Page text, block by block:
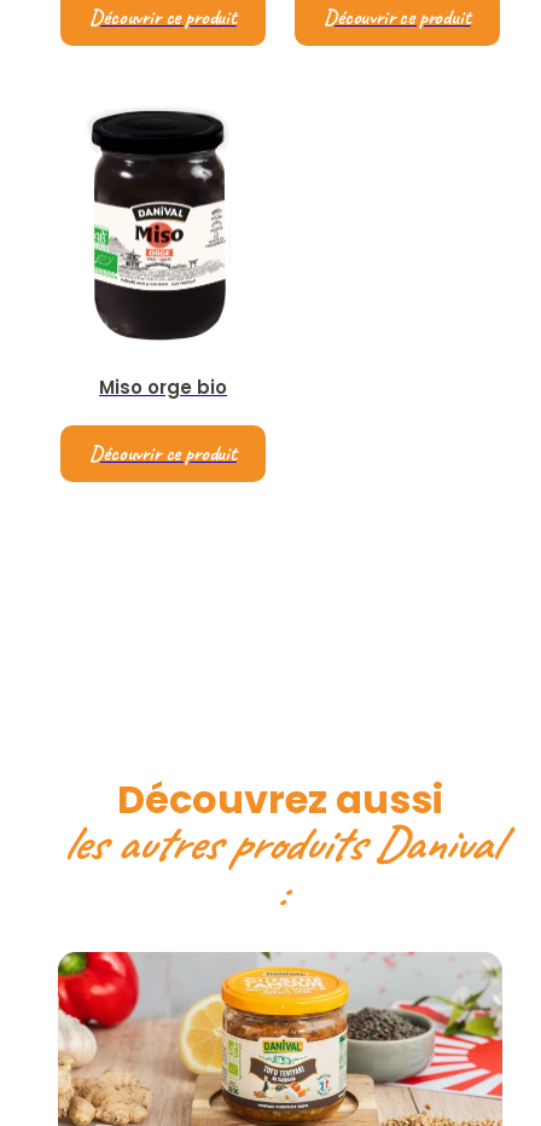
Découvrir ce produit Découvrir ce produit
Miso orge bio
Découvrir ce produit
Découvrez aussi
les autres produits Danival
: